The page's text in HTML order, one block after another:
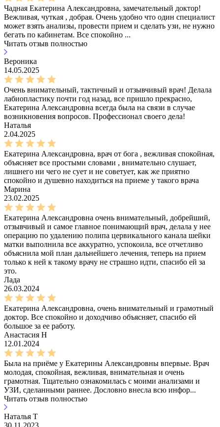
Чадная Екатерина Александровна, замечательный доктор!
Вежливая, чуткая , добрая. Очень удобно что один специалист
может взять анализы, провести прием и сделать узи, не нужно
бегать по кабинетам. Все спокойно ...
Читать отзыв полностью
Вероника
14.05.2025
Очень внимательный, тактичный и отзывчивый врач! Делала
лабиопластику почти год назад, все пришло прекрасно,
Екатерина Александровна всегда была на связи в случае
возникновения вопросов. Профессионал своего дела!
Наталья
2.04.2025
Екатерина Александровна, врач от бога , вежливая спокойная,
объясняет все простыми словами , внимательно слушает,
лишнего ни чего не сует и не советует, как же приятно
спокойно и душевно находиться на приеме у такого врача
Марина
23.02.2025
Екатерина Александровна очень внимательный, добрейший,
отзывчивый и самое главное понимающий врач, делала у нее
операцию по удалению полипа цервикального канала шейки
матки выполнила все аккуратно, успокоила, все отчетливо
объяснила мой план дальнейшего лечения, теперь на прием
только к ней к такому врачу не страшно идти, спасибо ей за
это.
Лада
26.03.2024
Екатерина Александровна, очень внимательный и грамотный
доктор. Все спокойно и доходчиво объясняет, спасибо ей
большое за ее работу.
Анастасия Н
12.01.2024
Была на приёме у Екатерины Александровны впервые. Врач
молодая, спокойная, вежливая, внимательная и очень
грамотная. Тщательно ознакомилась с моими анализами и
УЗИ, сделанными раннее. Дословно внесла всю инфор...
Читать отзыв полностью
Наталья Т
30.11.2023